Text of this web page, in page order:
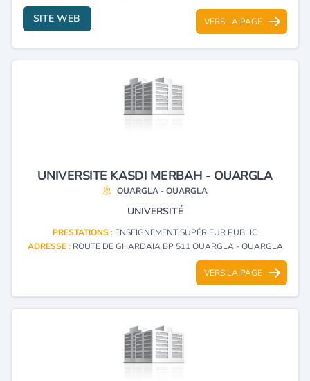
SITE WEB VERS LA PAGE
UNIVERSITE KASDI MERBAH - OUARGLA
OUARGLA - OUARGLA
UNIVERSITÉ
PRESTATIONS : ENSEIGNEMENT SUPÉRIEUR PUBLIC
ADRESSE : ROUTE DE GHARDAIA BP 511 OUARGLA - OUARGLA
VERS LA PAGE